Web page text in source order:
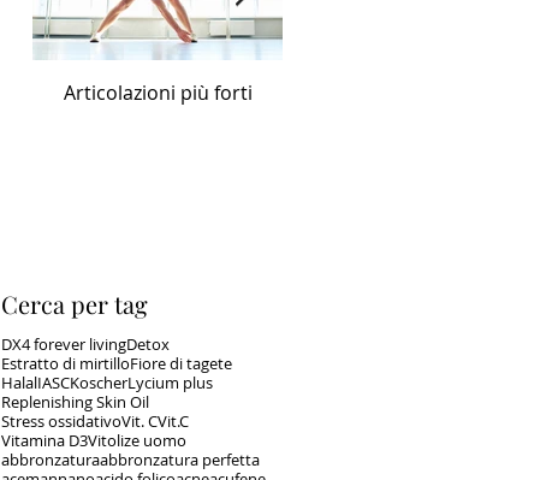
Articolazioni più forti
Cerca per tag
DX4 forever livingDetox
Estratto di mirtilloFiore di tagete
HalalIASCKoscherLycium plus
Replenishing Skin Oil
Stress ossidativoVit. CVit.C
Vitamina D3Vitolize uomo
abbronzaturaabbronzatura perfetta